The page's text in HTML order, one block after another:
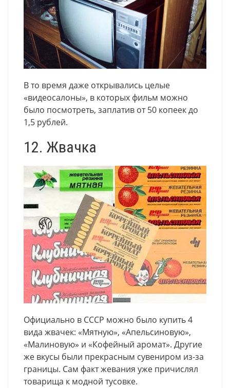
В то время даже открывались целые
«видеосалоны», в которых фильм можно
было посмотреть, заплатив от 50 копеек до
1,5 рублей.
12. Жвачка
Официально в СССР можно было купить 4
вида жвачек: «Мятную», «Апельсиновую»,
«Малиновую» и «Кофейный аромат». Другие
же вкусы были прекрасным сувениром из-за
границы. Сам факт жевания уже причислял
товарища к модной тусовке.